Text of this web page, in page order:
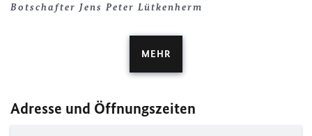
Botschafter Jens Peter Lütkenherm
MEHR
Adresse und Öffnungszeiten